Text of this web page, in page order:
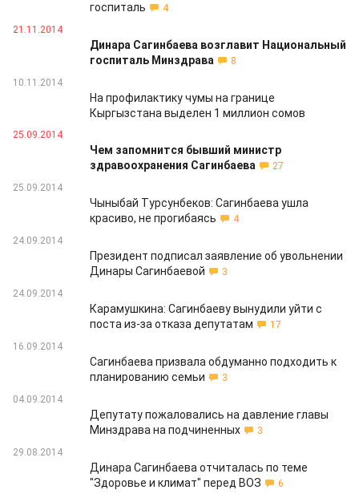
госпиталь
4
21.11.2014
Динара Сагинбаева возглавит Национальный
госпиталь Минздрава
8
10.11.2014
На профилактику чумы на границе
Кыргызстана выделен 1 миллион сомов
25.09.2014
Чем запомнится бывший министр
здравоохранения Сагинбаева
27
25.09.2014
Чыныбай Турсунбеков: Сагинбаева ушла
красиво, не прогибаясь
4
24.09.2014
Президент подписал заявление об увольнении
Динары Сагинбаевой
3
24.09.2014
Карамушкина: Сагинбаеву вынудили уйти с
поста из-за отказа депутатам
17
16.09.2014
Сагинбаева призвала обдуманно подходить к
планированию семьи
3
04.09.2014
Депутату пожаловались на давление главы
Минздрава на подчиненных
3
29.08.2014
Динара Сагинбаева отчиталась по теме
"Здоровье и климат" перед ВОЗ
6